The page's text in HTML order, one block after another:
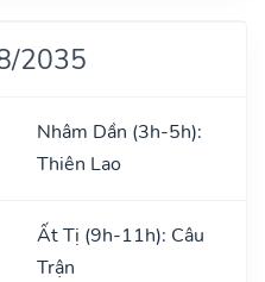
2035
Nhâm Dần (3h-5h):
Thiên Lao
Ất Tị (9h-11h): Câu
Trận